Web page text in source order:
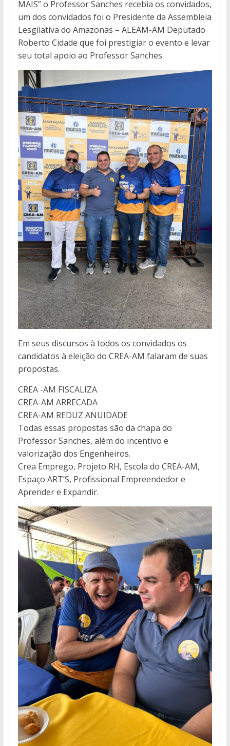
MAIS” o Professor Sanches recebia os convidados,
um dos convidados foi o Presidente da Assembleia
Lesgilativa do Amazonas – ALEAM-AM Deputado
Roberto Cidade que foi prestigiar o evento e levar
seu total apoio ao Professor Sanches.
Em seus discursos à todos os convidados os
candidatos à eleição do CREA-AM falaram de suas
propostas.
CREA -AM FISCALIZA
CREA-AM ARRECADA
CREA-AM REDUZ ANUIDADE
Todas essas propostas são da chapa do
Professor Sanches, além do incentivo e
valorização dos Engenheiros.
Crea Emprego, Projeto RH, Escola do CREA-AM,
Espaço ART’S, Profissional Empreendedor e
Aprender e Expandir.